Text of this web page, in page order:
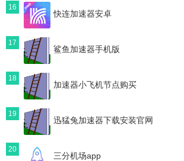
16
快连加速器安卓
17
鲨鱼加速器手机版
18
加速器小飞机节点购买
19
迅猛兔加速器下载安装官网
20
三分机场app